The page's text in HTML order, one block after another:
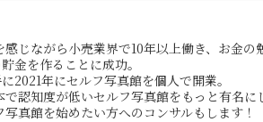
感じながら小売業界で10年以上働き、お金
金を作ることに成功。
2021年にセルフ写真館を個人で開業。
で認知度が低いセルフ写真館をもっと有名に
真館を始めたい方へのコンサルもします！